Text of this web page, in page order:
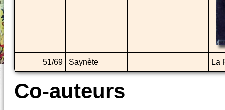
51/69 Saynète La
Co-auteurs